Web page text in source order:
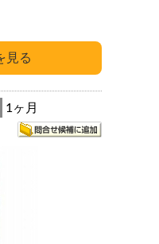
1ヶ月